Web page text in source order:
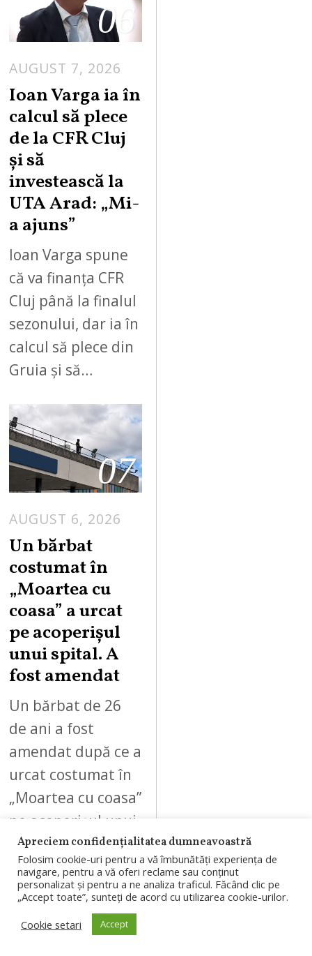
06
AUGUST 7, 2026
Ioan Varga ia în
calcul să plece
de la CFR Cluj
și să
investească la
UTA Arad: „Mi-
a ajuns”
Ioan Varga spune
că va finanța CFR
Cluj până la finalul
sezonului, dar ia în
calcul să plece din
Gruia și să…
07
AUGUST 6, 2026
Un bărbat
costumat în
„Moartea cu
coasa” a urcat
pe acoperișul
unui spital. A
fost amendat
Un bărbat de 26
de ani a fost
amendat după ce a
urcat costumat în
„Moartea cu coasa”
pe acoperișul unui
spital…
08
Apreciem confidențialitatea dumneavoastră
Folosim cookie-uri pentru a vă îmbunătăți experiența de
navigare, pentru a vă oferi reclame sau conținut
personalizat și pentru a ne analiza traficul. Făcând clic pe
„Accept toate”, sunteți de acord cu utilizarea cookie-urilor.
Cookie setari
Accept